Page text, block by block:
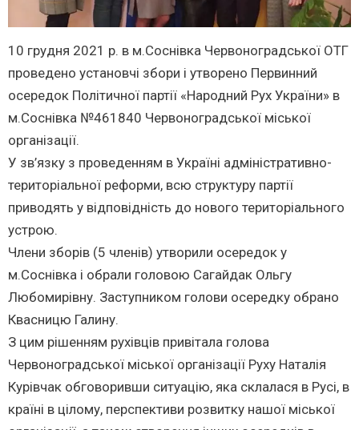
10 грудня 2021 р. в м.Соснівка Червоноградської ОТГ
проведено установчі збори і утворено Первинний
осередок Політичної партії «Народний Рух України» в
м.Соснівка №461840 Червоноградської міської
організації.
У зв’язку з проведенням в Україні адміністративно-
територіальної реформи, всю структуру партії
приводять у відповідність до нового територіального
устрою.
Члени зборів (5 членів) утворили осередок у
м.Соснівка і обрали головою Сагайдак Ольгу
Любомирівну. Заступником голови осередку обрано
Квасницю Галину.
З цим рішенням рухівців привітала голова
Червоноградської міської організації Руху Наталія
Курівчак обговоривши ситуацію, яка склалася в Русі, в
країні в цілому, перспективи розвитку нашої міської